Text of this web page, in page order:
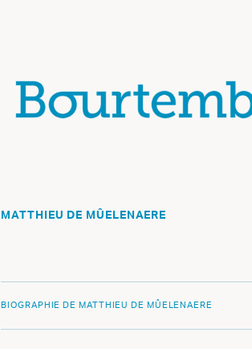
MATTHIEU DE MÛELENAERE
BIOGRAPHIE DE MATTHIEU DE MÛELENAERE